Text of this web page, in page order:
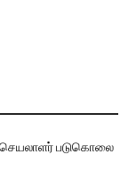
செயலாளர் படுகொலை